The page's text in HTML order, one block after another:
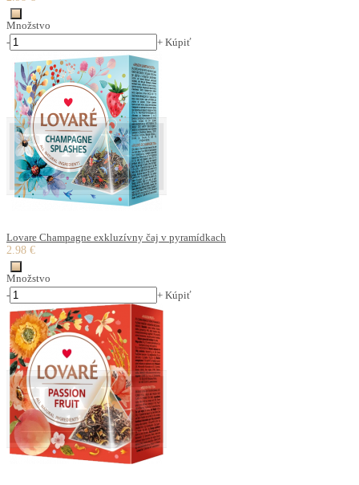
Množstvo
-
+ Kúpiť
Lovare Champagne exkluzívny čaj v pyramídkach
2.98 €
Množstvo
-
+ Kúpiť